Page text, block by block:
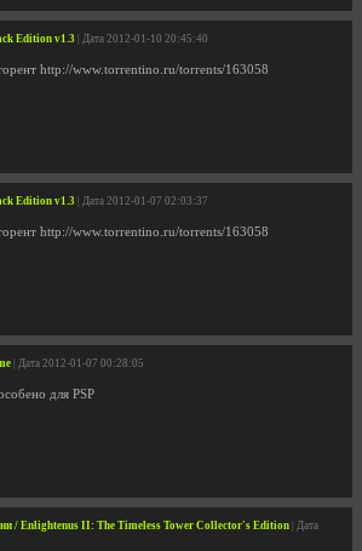
Edition v1.3 | Дата 2012-01-10 20:45:40
http://www.torrentino.ru/torrents/163058
Edition v1.3 | Дата 2012-01-07 02:03:37
http://www.torrentino.ru/torrents/163058
| Дата 2012-01-07 00:28:05
для PSP
/ Enlightenus II: The Timeless Tower Collector's Edition | Дата